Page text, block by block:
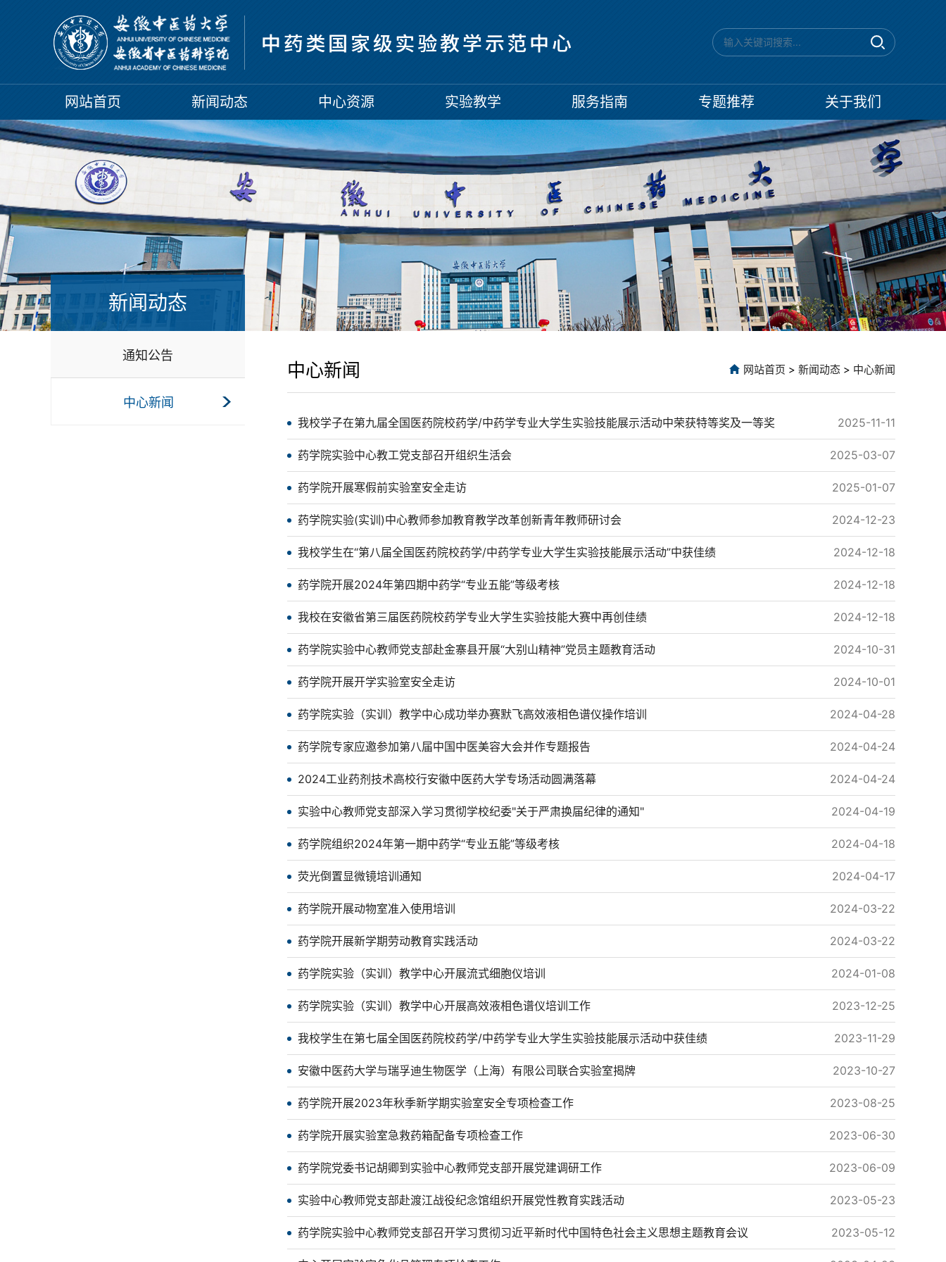
网站首页 新闻动态 中心资源 实验教学 服务指南 专题推荐 关于我们
新闻动态
通知公告
中心新闻
中心新闻 网站首页 > 新闻动态 > 中心新闻
我校学子在第九届全国医药院校药学/中药学专业大学生实验技能展示活动中荣获特等奖及一等奖 2025-11-11
药学院实验中心教工党支部召开组织生活会 2025-03-07
药学院开展寒假前实验室安全走访 2025-01-07
药学院实验(实训)中心教师参加教育教学改革创新青年教师研讨会 2024-12-23
我校学生在“第八届全国医药院校药学/中药学专业大学生实验技能展示活动”中获佳绩 2024-12-18
药学院开展2024年第四期中药学“专业五能”等级考核 2024-12-18
我校在安徽省第三届医药院校药学专业大学生实验技能大赛中再创佳绩 2024-12-18
药学院实验中心教师党支部赴金寨县开展“大别山精神”党员主题教育活动 2024-10-31
药学院开展开学实验室安全走访 2024-10-01
药学院实验（实训）教学中心成功举办赛默飞高效液相色谱仪操作培训 2024-04-28
药学院专家应邀参加第八届中国中医美容大会并作专题报告 2024-04-24
2024工业药剂技术高校行安徽中医药大学专场活动圆满落幕 2024-04-24
实验中心教师党支部深入学习贯彻学校纪委"关于严肃换届纪律的通知" 2024-04-19
药学院组织2024年第一期中药学“专业五能”等级考核 2024-04-18
荧光倒置显微镜培训通知 2024-04-17
药学院开展动物室准入使用培训 2024-03-22
药学院开展新学期劳动教育实践活动 2024-03-22
药学院实验（实训）教学中心开展流式细胞仪培训 2024-01-08
药学院实验（实训）教学中心开展高效液相色谱仪培训工作 2023-12-25
我校学生在第七届全国医药院校药学/中药学专业大学生实验技能展示活动中获佳绩 2023-11-29
安徽中医药大学与瑞孚迪生物医学（上海）有限公司联合实验室揭牌 2023-10-27
药学院开展2023年秋季新学期实验室安全专项检查工作 2023-08-25
药学院开展实验室急救药箱配备专项检查工作 2023-06-30
药学院党委书记胡卿到实验中心教师党支部开展党建调研工作 2023-06-09
实验中心教师党支部赴渡江战役纪念馆组织开展党性教育实践活动 2023-05-23
药学院实验中心教师党支部召开学习贯彻习近平新时代中国特色社会主义思想主题教育会议 2023-05-12